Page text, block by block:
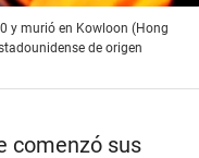
y murió en Kowloon (Hong
de origen
comenzó sus